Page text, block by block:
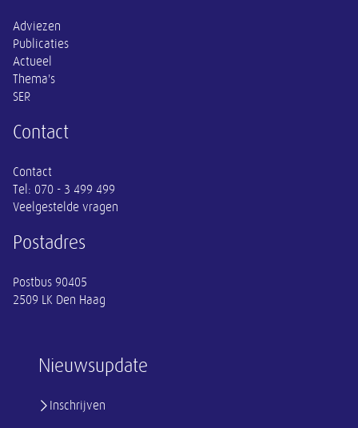
Nieuwsupdate
Inschrijven
Adviezen
Publicaties
Actueel
Thema's
SER
Contact
Contact
Tel: 070 - 3 499 499
Veelgestelde vragen
Postadres
Postbus 90405
2509 LK Den Haag